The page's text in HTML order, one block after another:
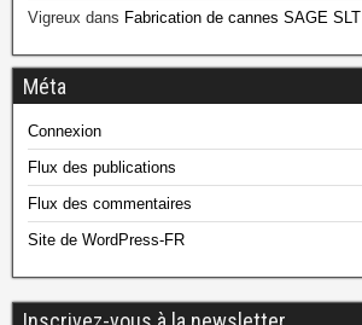
Vigreux dans Fabrication de cannes SAGE SLT
Méta
Connexion
Flux des publications
Flux des commentaires
Site de WordPress-FR